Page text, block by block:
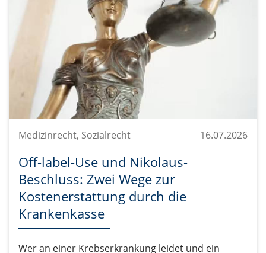
Medizinrecht, Sozialrecht 16.07.2026
Off-label-Use und Nikolaus-
Beschluss: Zwei Wege zur
Kostenerstattung durch die
Krankenkasse
Wer an einer Krebserkrankung leidet und ein